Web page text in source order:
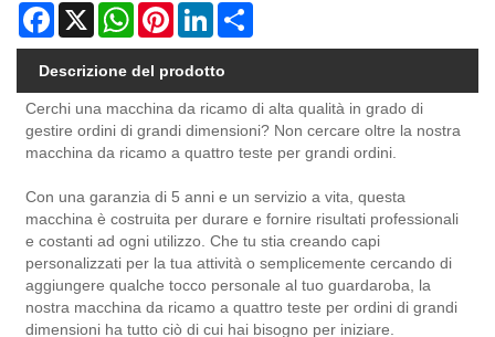
Facebook
X WhatsAppPinterestLinkedIn
Descrizione del prodotto
Cerchi una macchina da ricamo di alta qualità in grado di
gestire ordini di grandi dimensioni? Non cercare oltre la nostra
macchina da ricamo a quattro teste per grandi ordini.
Con una garanzia di 5 anni e un servizio a vita, questa
macchina è costruita per durare e fornire risultati professionali
e costanti ad ogni utilizzo. Che tu stia creando capi
personalizzati per la tua attività o semplicemente cercando di
aggiungere qualche tocco personale al tuo guardaroba, la
nostra macchina da ricamo a quattro teste per ordini di grandi
dimensioni ha tutto ciò di cui hai bisogno per iniziare.